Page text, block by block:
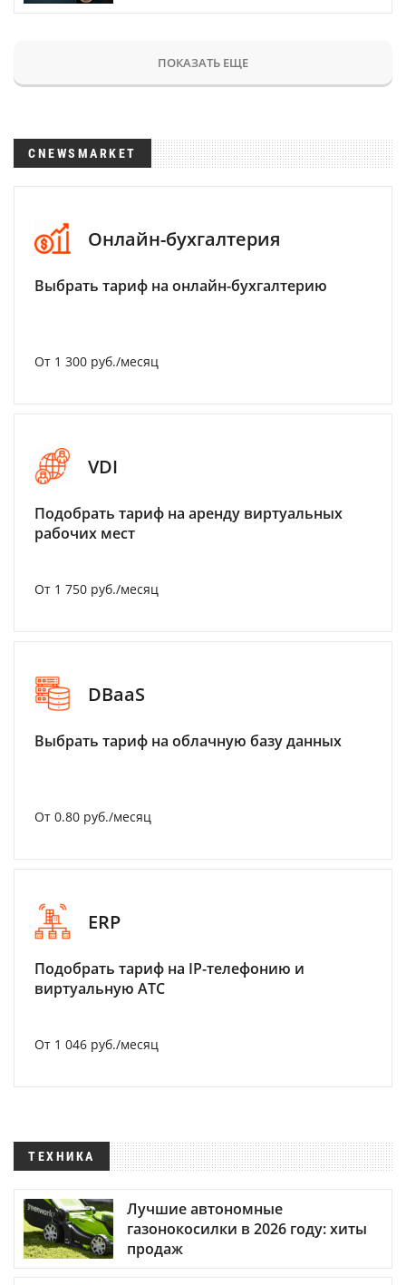
ПОКАЗАТЬ ЕЩЕ
CNEWSMARKET
Онлайн-бухгалтерия
Выбрать тариф на онлайн-бухгалтерию
От 1 300 руб./месяц
VDI
Подобрать тариф на аренду виртуальных
рабочих мест
От 1 750 руб./месяц
DBaaS
Выбрать тариф на облачную базу данных
От 0.80 руб./месяц
ERP
Подобрать тариф на IP-телефонию и
виртуальную АТС
От 1 046 руб./месяц
ТЕХНИКА
Лучшие автономные
газонокосилки в 2026 году: хиты
продаж